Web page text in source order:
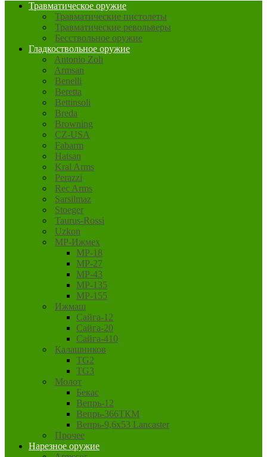
Травматическое оружие
Травматические пистолеты
Травматические револьверы
Бесствольное оружие
Гладкоствольное оружие
Antonio Zoli
Armsan
Benelli
Beretta
Bettinsoli
Breda
Browning
CZ-USA
Fabarm
Hatsan
Kral Arms
Perazzi
Rec Arms
Sarsilmaz
Stoeger
Taurus-Rossi
Uzkon
MP-Ижмех
MP-18
MP-27
MP-43
MP-135
MP-155
Ижмаш
Сайга-12
Сайга-20
Сайга-410
Калашников
TG2
TG3
Молот
Бекас
Вепрь-12
Вепрь-366ТКМ
Вепрь-9,6х53 Lancaster
Прочее
Нарезное оружие